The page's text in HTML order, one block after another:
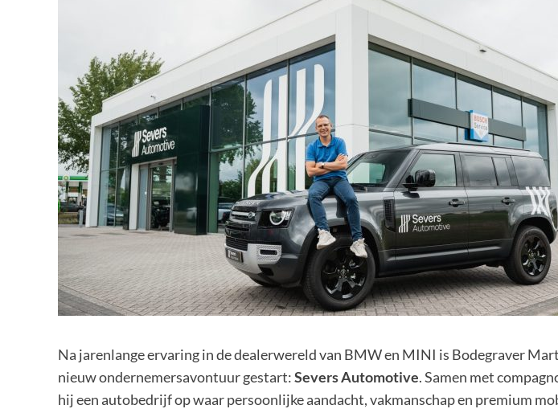
Na jarenlange ervaring in de dealerwereld van BMW en MINI is Bodegraver
nieuw ondernemersavontuur gestart:Severs Automotive. Samen met
hij een autobedrijf op waar persoonlijke aandacht, vakmanschap en premium